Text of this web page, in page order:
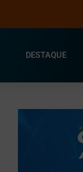
DESTAQUE